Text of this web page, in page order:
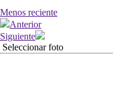
Menos reciente
Anterior
Siguiente
Seleccionar foto